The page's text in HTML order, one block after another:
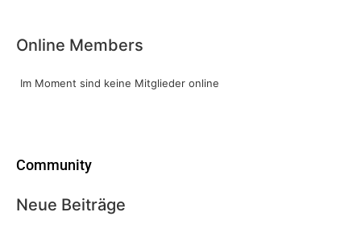
Online Members
Im Moment sind keine Mitglieder online
Community
Neue Beiträge